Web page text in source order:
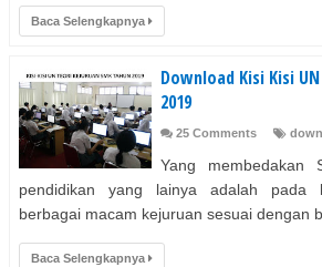
Baca Selengkapnya
Download Kisi Kisi
2019
25 Comments
Yang membedakan
pendidikan yang lainya adalah pada
berbagai macam kejuruan sesuai dengan
Baca Selengkapnya